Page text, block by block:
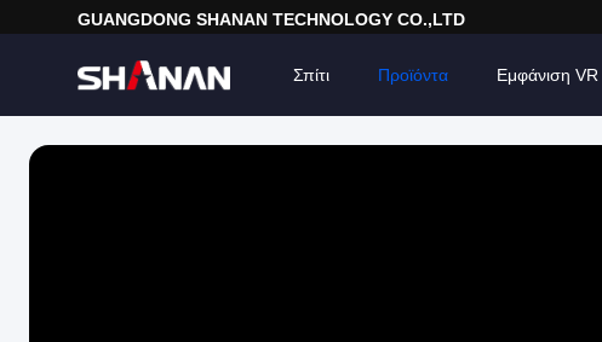
GUANGDONG SHANAN TECHNOLOGY CO.,LTD
Σπίτι Προϊόντα Εμφάνιση VR